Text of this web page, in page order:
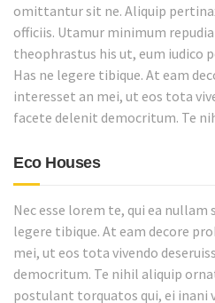
omittantur sit ne. Aliquip
officiis. Utamur minimum
theophrastus his ut, eum iudico
Has ne legere tibique. At eam
interesset an mei, ut eos tota
facete delenit democritum. Te
Eco Houses
Nec esse lorem te, qui ea nullam
legere tibique. At eam decore
mei, ut eos tota vivendo
democritum. Te nihil aliquip
postulant torquatos qui, ei inani